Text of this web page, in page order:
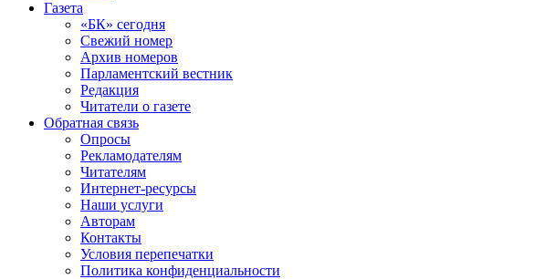
Газета
«БК» сегодня
Свежий номер
Архив номеров
Парламентский вестник
Редакция
Читатели о газете
Обратная связь
Опросы
Рекламодателям
Читателям
Интернет-ресурсы
Наши услуги
Авторам
Контакты
Условия перепечатки
Политика конфиденциальности